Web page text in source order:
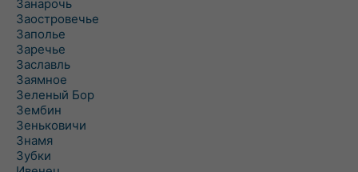
Занарочь
Заостровечье
Заполье
Заречье
Заславль
Заямное
Зеленый Бор
Зембин
Зеньковичи
Знамя
Зубки